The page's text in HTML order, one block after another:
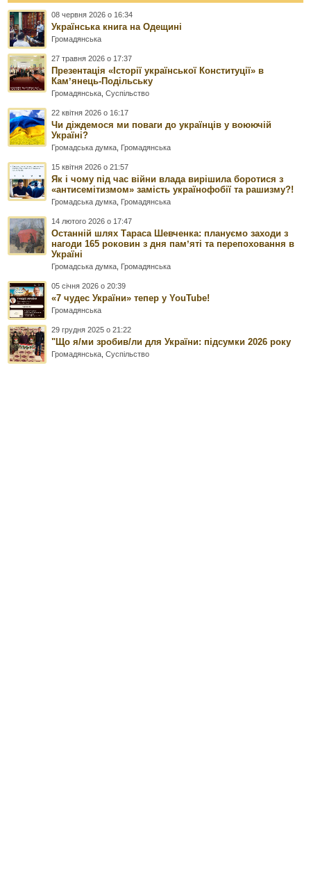
08 червня 2026 о 16:34
Українська книга на Одещині
Громадянська
27 травня 2026 о 17:37
Презентація «Історії української Конституції» в
Камʼянець-Подільську
Громадянська ,Суспільство
22 квітня 2026 о 16:17
Чи діждемося ми поваги до українців у воюючій
Україні?
Громадська думка Громадянська
15 квітня 2026 о 21:57
Як і чому під час війни влада вирішила боротися з
«антисемітизмом» замість українофобії та рашизму?!
Громадська думка Громадянська
14 лютого 2026 о 17:47
Останній шлях Тараса Шевченка: плануємо заходи з
нагоди 165 роковин з дня памʼяті та перепоховання в
Україні
Громадська думка Громадянська
05 січня 2026 о 20:39
«7 чудес України» тепер у YouTube!
Громадянська
29 грудня 2025 о 21:22
"Що я/ми зробив/ли для України: підсумки 2026 року
Громадянська ,Суспільство